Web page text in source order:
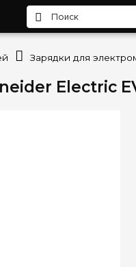
Electric
Зарядки для